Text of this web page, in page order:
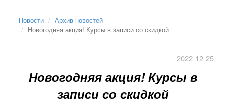
Новости
Архив новостей
Новогодняя акция! Курсы в записи со скидкой
2022-12-25
Новогодняя акция! Курсы в
записи со скидкой